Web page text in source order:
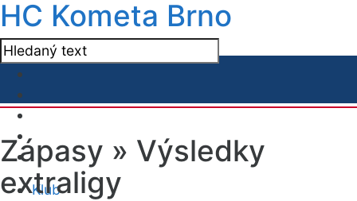
HC Kometa Brno
Klub
Zápasy » Výsledky
extraligy